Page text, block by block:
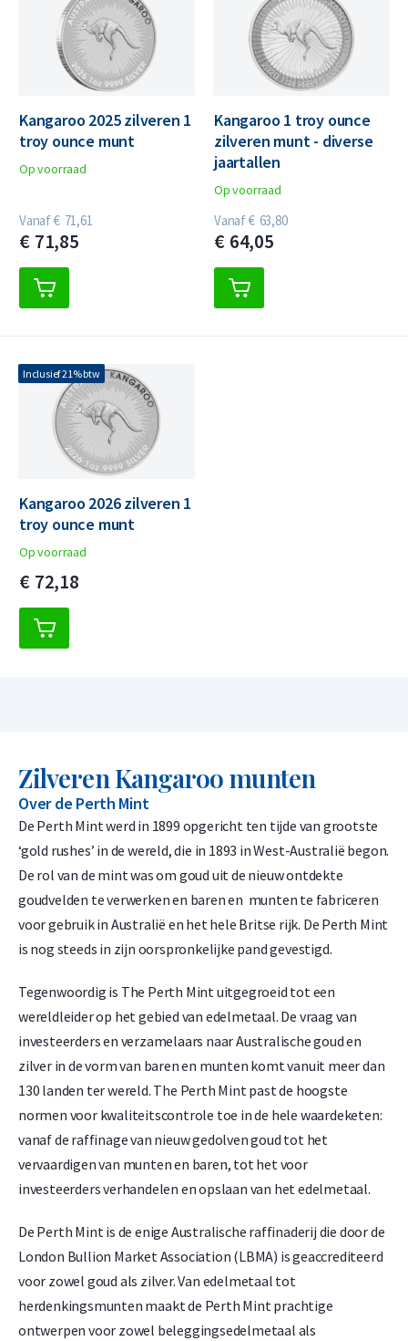
Kangaroo 2025 zilveren 1
troy ounce munt
Op voorraad
€ 71,85
Vanaf€ 71,61
Kangaroo 1 troy ounce
zilveren munt - diverse
jaartallen
Op voorraad
€ 64,05
Vanaf€ 63,80
Inclusief 21% btw
Kangaroo 2026 zilveren 1
troy ounce munt
Op voorraad
€ 72,18
Zilveren Kangaroo munten
Over de Perth Mint
De Perth Mint werd in 1899 opgericht ten tijde van grootste
‘gold rushes’ in de wereld, die in 1893 in West-Australië begon.
De rol van de mint was om goud uit de nieuw ontdekte
goudvelden te verwerken en baren en munten te fabriceren
voor gebruik in Australië en het hele Britse rijk. De Perth Mint
is nog steeds in zijn oorspronkelijke pand gevestigd.
Tegenwoordig is The Perth Mint uitgegroeid tot een
wereldleider op het gebied van edelmetaal. De vraag van
investeerders en verzamelaars naar Australische goud en
zilver in de vorm van baren en munten komt vanuit meer dan
130 landen ter wereld. The Perth Mint past de hoogste
normen voor kwaliteitscontrole toe in de hele waardeketen:
vanaf de raffinage van nieuw gedolven goud tot het
vervaardigen van munten en baren, tot het voor
investeerders verhandelen en opslaan van het edelmetaal.
De Perth Mint is de enige Australische raffinaderij die door de
London Bullion Market Association (LBMA) is geaccrediteerd
voor zowel goud als zilver. Van edelmetaal tot
herdenkingsmunten maakt de Perth Mint prachtige
ontwerpen voor zowel beleggingsedelmetaal als